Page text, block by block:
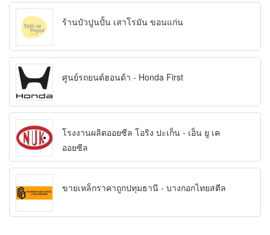
ร้านบัวปูนปั้น เสาโรมัน ขอนแก่น
ศูนย์รถยนต์ฮอนด้า - Honda First
โรงงานผลิตออยซีล โอริง ปะเก็น - เอ็น ยู เค
ออยซีล
ขายเหล็กราคาถูกปทุมธานี - บางกอกไทยสตีล